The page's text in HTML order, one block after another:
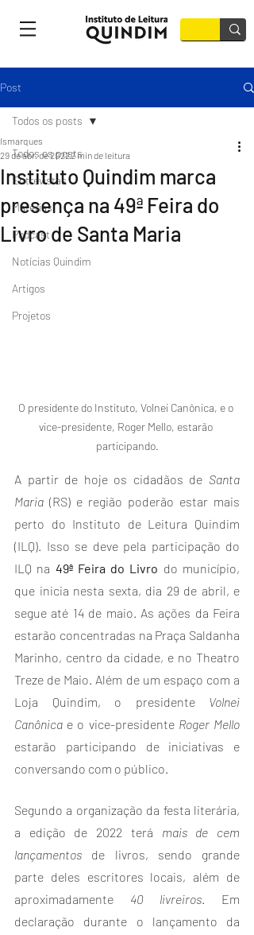
Post
Todos os posts
Entrevistas
Matérias
Podcast
Notícias Quindim
Artigos
Projetos
Todos os posts
Instituto Quindim marca
presença na 49ª Feira do
Livro de Santa Maria
lsmarques
29 de abr. de 20222 min de leitura
O presidente do Instituto, Volnei Canônica, e o
vice-presidente, Roger Mello, estarão
participando.
A partir de hoje os cidadãos de Santa
Maria (RS) e região poderão estar mais
perto do Instituto de Leitura Quindim
(ILQ). Isso se deve pela participação do
ILQ na 49ª Feira do Livro do município,
que inicia nesta sexta, dia 29 de abril, e
segue até 14 de maio. As ações da Feira
estarão concentradas na Praça Saldanha
Marinho, centro da cidade, e no Theatro
Treze de Maio. Além de um espaço com a
Loja Quindim, o presidente Volnei
Canônica e o vice-presidente
estarão participando de iniciativas e
conversando com o público.
Segundo a organização da festa literária,
a edição de 2022 terá mais de cem
lançamentos de livros, sendo grande
parte deles escritores locais, além de
aproximadamente 40 livreiros. Em
declaração durante o lançamento da